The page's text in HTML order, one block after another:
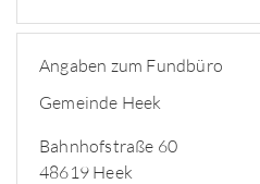
Angaben zum Fundbüro
Gemeinde Heek
Bahnhofstraße 60
48619 Heek